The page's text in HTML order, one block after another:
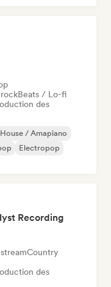
Beats / Lo-fi
des
/ Amapiano
Electropop
Recording
Country
des